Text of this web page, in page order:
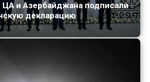
ЦА и Азербайджана подписали
декларацию
31.07.2026 17:42